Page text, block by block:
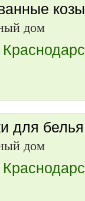
дом
для
дом